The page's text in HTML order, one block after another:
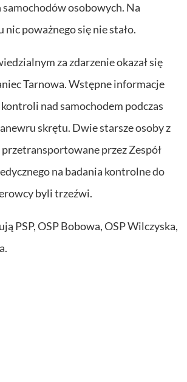
samochodów osobowych. Na
nic poważnego się nie stało.
za zdarzenie okazał się
Tarnowa. Wstępne informacje
nad samochodem podczas
skrętu. Dwie starsze osoby z
przez Zespół
na badania kontrolne do
byli trzeźwi.
PSP, OSP Bobowa, OSP Wilczyska,